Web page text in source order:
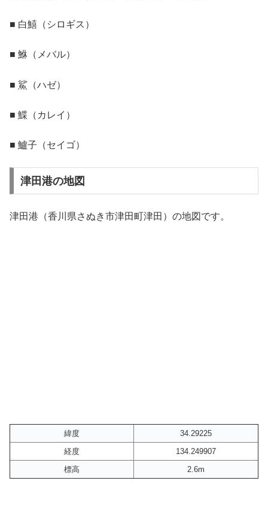
■ 白鱚（シロギス）
■ 鮴（メバル）
■ 鯊（ハゼ）
■ 鰈（カレイ）
■ 鱸子（セイゴ）
津田港の地図
津田港（香川県さぬき市津田町津田）の地図です。
緯度
34.29225
経度
134.249907
標高
2.6m